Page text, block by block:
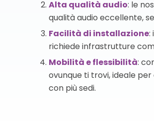
Alta qualità audio: le
qualità audio eccellente,
Facilità di installazione:
richiede infrastrutture
Mobilità e flessibilità:
ovunque ti trovi, ideale
con più sedi.